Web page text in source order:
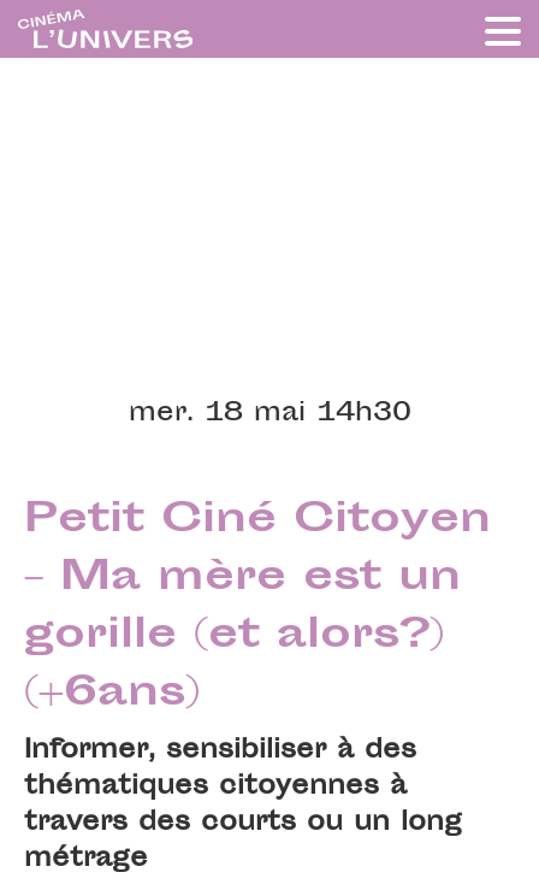
mer. 18 mai 14h30
Petit Ciné Citoyen
– Ma mère est un
gorille (et alors?)
(+6ans)
Informer, sensibiliser à des
thématiques citoyennes à
travers des courts ou un long
métrage